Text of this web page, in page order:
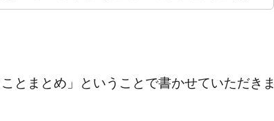
とまとめ」ということで書かせていただきま